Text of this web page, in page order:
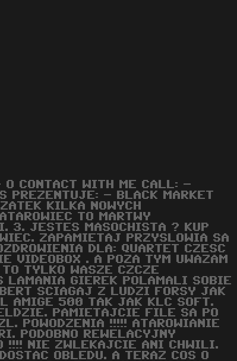
CONTACT WITH ME CALL: -
- BLACK MARKET
KILKA NOWYCH
TO MARTWY
3. JESTES MASOCHISTA ? KUP
ZAPAMIETAJ PRZYSLOWIA SA
DLA: QUARTET CZESC
VIDEOBOX . A POZA TYM UWAZAM
TYLKO WASZE CZCZE
LAMANIA GIEREK POLAMALI SOBIE
SCIAGAJ Z LUDZI FORSY JAK
AMIGE 500 TAK JAK KLC SOFT.
PAMIETAJCIE FILE SA PO
POWODZENIA !!!!! ATAROWIANIE
PODOBNO REWELACYJNY
!!!! NIE ZWLEKAJCIE ANI CHWILI.
OBLEDU. A TERAZ COS O